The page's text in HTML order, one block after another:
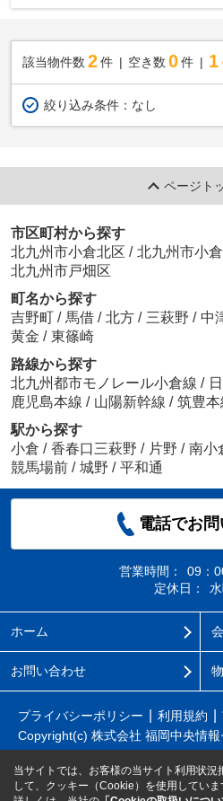
該当物件数 2件 空き数 0 件 1
絞り込み条件： なし
ページト
市区町村から探す
北九州市小倉北区 / 北九州市小
北九州市戸畑区
町名から探す
吉野町 / 馬借 / 北方 / 三萩野 / 中
黄金 / 東篠崎
路線から探す
北九州都市モノレール小倉線 /
鹿児島本線 / 山陽新幹線 / 筑豊本
駅から探す
小倉 / 香春口三萩野 / 片野 / 南小
競馬場前 / 城野 / 平和通
電話でお
営業時間：
09：
定休日：
ホーム
お問い合わせ
プライバシーポリシー 利用規約
Copyright(c) 株式会社 福岡中央情
当サイトでは、お客様の当サイト利用状況
して、クッキー（Cookie）を使用していま